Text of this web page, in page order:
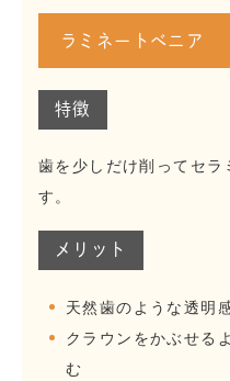
ラミネートべニア
特徴
歯を少しだけ削ってセラ
す。
メリット
天然歯のような透明
クラウンをかぶせる
む